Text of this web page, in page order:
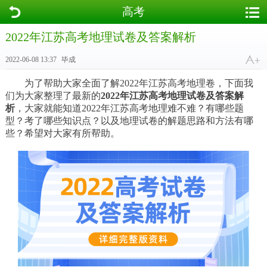
高考
2022年江苏高考地理试卷及答案解析
2022-06-08 13:37 毕成
为了帮助大家全面了解2022年江苏高考地理卷，下面我
们为大家整理了最新的2022年江苏高考地理试卷及答案解
析，大家就能知道2022年江苏高考地理难不难？有哪些题
型？考了哪些知识点？以及地理试卷的解题思路和方法有哪
些？希望对大家有所帮助。